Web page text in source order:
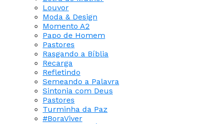
Louvor
Moda & Design
Momento A2
Papo de Homem
Pastores
Rasgando a Bíblia
Recarga
Refletindo
Semeando a Palavra
Sintonia com Deus
Pastores
Turminha da Paz
#BoraViver